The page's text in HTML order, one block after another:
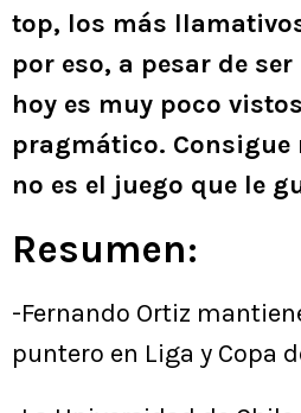
top, los más
por eso, a pesar de
hoy es muy poco
pragmático. Consigue
no es el juego que le
Resumen:
-Fernando Ortiz
puntero en Liga y Copa